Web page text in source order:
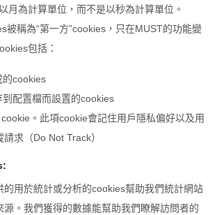
月為計算單位，而不是以秒為計算單位。
被稱為“第一方”cookies，只在MUST的功能變
包括：
的cookies
配置檔而設置的cookies
。此項cookie會記住用戶隱私偏好以及用
求（Do Not Track）
的用於統計或分析的cookies幫助我們統計網站
源。我們獲得的數據能幫助我們瞭解訪問者的